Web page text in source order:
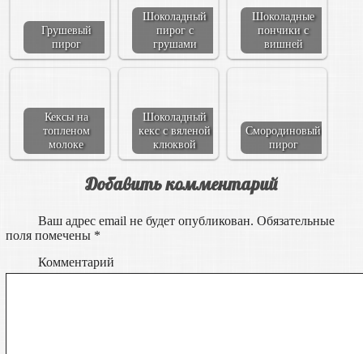
Грушевый
пирог
Шоколадный
пирог с
грушами
Шоколадные
пончики с
вишней
Кексы на
топленом
молоке
Шоколадный
кекс с вяленой
клюквой
Смородиновый
пирог
Добавить комментарий
Ваш адрес email не будет опубликован. Обязательные
поля помечены *
Комментарий